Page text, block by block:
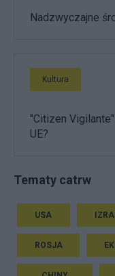
Nadzwyczajne
Kultura
"Citizen
UE?
Tematy catrw
USA
ROSJA